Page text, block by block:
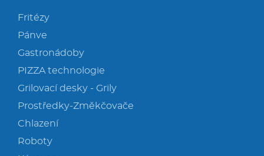
Fritézy
Pánve
Gastronádoby
PIZZA technologie
Grilovací desky - Grily
Prostředky-Změkčovače
Chlazení
Roboty